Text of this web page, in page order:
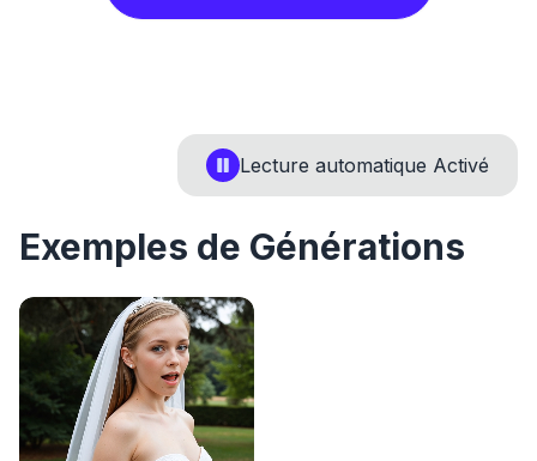
Lecture automatique Activé
Exemples de Générations